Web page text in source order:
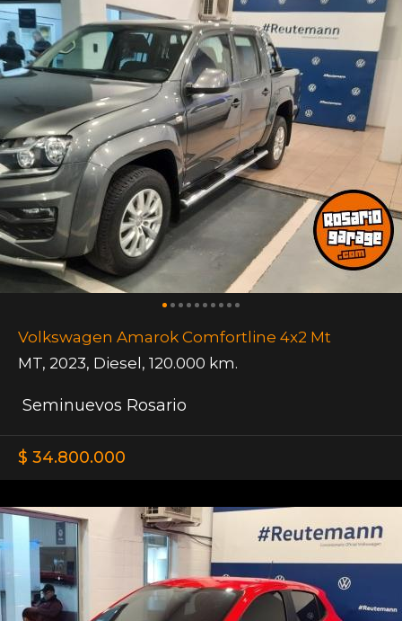
Volkswagen Amarok Comfortline 4x2 Mt
MT, 2023, Diesel, 120.000 km.
Seminuevos Rosario
$ 34.800.000